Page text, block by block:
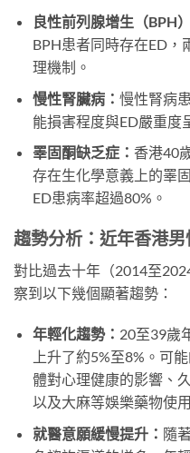
良性前列腺增生（BPH）
BPH患者同時存在ED，
理機制。
慢性腎臟病： 慢性腎病
能損害程度與ED嚴重度
睪固酮缺乏症： 香港40
存在生化學意義上的睪
ED患病率超過80%。
趨勢分析：近年香港
對比過去十年（2014至
察到以下幾個顯著趨勢：
年輕化趨勢： 20至39歲
上升了約5%至8%。可
體對心理健康的影響、
以及大麻等娛樂藥物使
就醫意願緩慢提升： 隨